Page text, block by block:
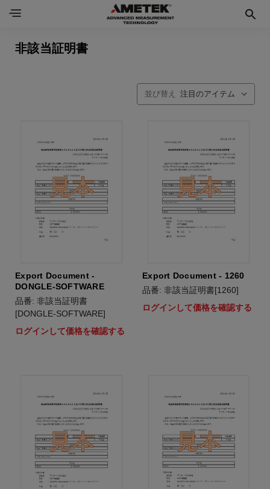
非該当証明書
並び替え
Export Document -
DONGLE-SOFTWARE
品番: 非該当証明書
[DONGLE-SOFTWARE]
ログインして価格を確認する
Export Document - 1260
品番: 非該当証明書[1260]
ログインして価格を確認する